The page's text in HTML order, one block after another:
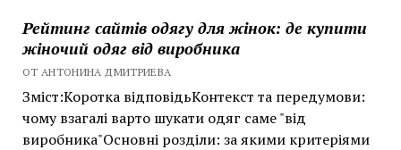
Рейтинг сайтів одягу для жінок: де купити
жіночий одяг від виробника
ОТ АНТОНИНА ДМИТРИЕВА
Зміст:Коротка відповідьКонтекст та передумови:
чому взагалі варто шукати одяг саме "від
виробника"Основні розділи: за якими критеріями